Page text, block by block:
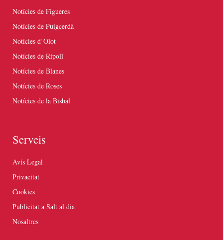
Notícies de Figueres
Notícies de Puigcerdà
Notícies d’Olot
Notícies de Ripoll
Notícies de Blanes
Notícies de Roses
Notícies de la Bisbal
Serveis
Avís Legal
Privacitat
Cookies
Publicitat a Salt al dia
Nosaltres